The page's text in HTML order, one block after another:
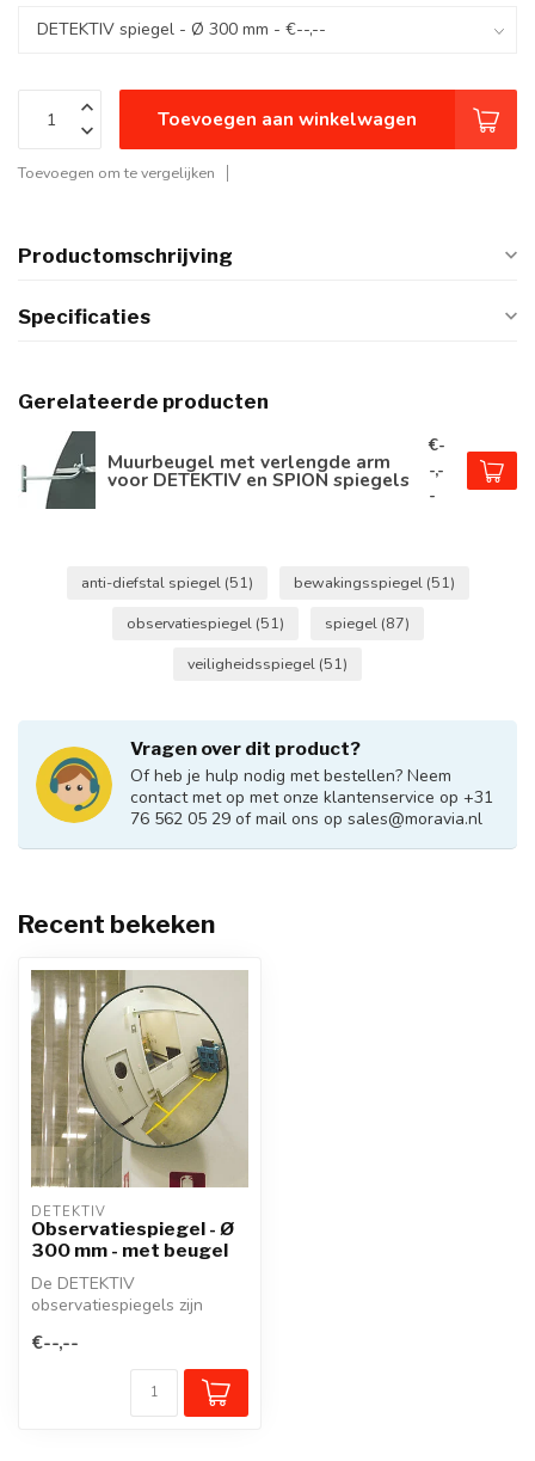
Toevoegen aan winkelwagen
Toevoegen om te vergelijken
Productomschrijving
Specificaties
Gerelateerde producten
Muurbeugel met verlengde arm
voor DETEKTIV en SPION spiegels
€-
-,-
-
anti-diefstal spiegel (51) bewakingsspiegel (51)
observatiespiegel (51) spiegel (87)
veiligheidsspiegel (51)
Vragen over dit product?
Of heb je hulp nodig met bestellen? Neem
contact met op met onze klantenservice op +31
76 562 05 29 of mail ons op sales@moravia.nl
Recent bekeken
DETEKTIV
Observatiespiegel - Ø
300 mm - met beugel
De DETEKTIV
observatiespiegels zijn
controlespiegel uit acrylaat
€--,--